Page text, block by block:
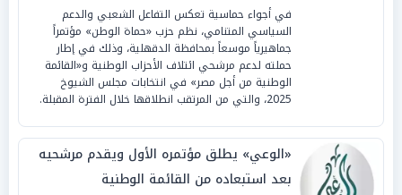
في أجواء حماسية تعكس التفاعل الشعبي والدعم
السياسي المتنامي، نظم حزب «حماة الوطن» مؤتمراً
جماهيرياً موسعاً بمحافظة الدقهلية، وذلك في إطار
حملته لدعم مرشحي ائتلاف الأحزاب الوطنية و«القائمة
الوطنية من أجل مصر» في انتخابات مجلس الشيوخ
2025، والتي من المرتقب انطلاقها خلال الفترة المقبلة.
«الوعي» يطلق مؤتمره الأول ويقدم مرشحيه
بعد استبعاده من القائمة الوطنية